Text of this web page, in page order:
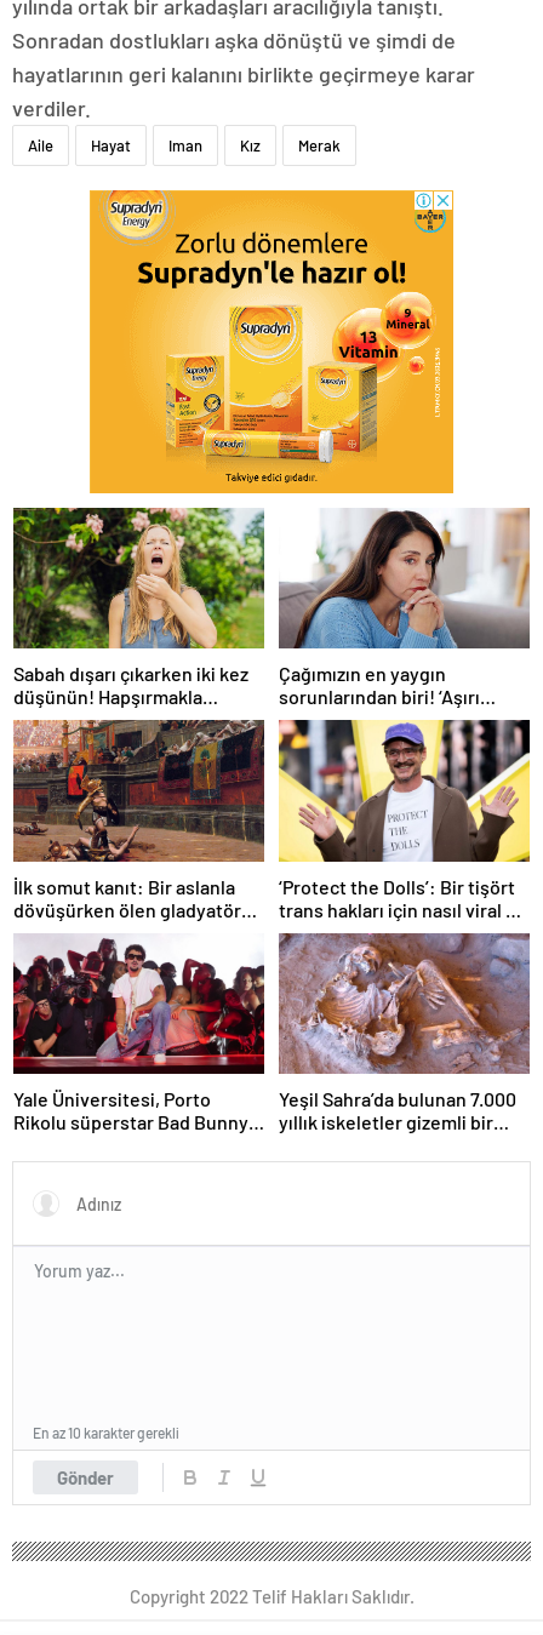
yılında ortak bir arkadaşları aracılığıyla tanıştı.
Sonradan dostlukları aşka dönüştü ve şimdi de
hayatlarının geri kalanını birlikte geçirmeye karar
verdiler.
Aile Hayat Iman Kız Merak
Sabah dışarı çıkarken iki kez
düşünün! Hapşırmakla
başlayıp astıma
dönüşebiliyor
Çağımızın en yaygın
sorunlarından biri! ‘Aşırı
düşünmeyle başa çıkmak
mümkün’
İlk somut kanıt: Bir aslanla
dövüşürken ölen gladyatörün
iskeleti bulundu
‘Protect the Dolls’: Bir tişört
trans hakları için nasıl viral bir
sembol haline geldi?
Yale Üniversitesi, Porto
Rikolu süperstar Bad Bunny
Yeşil Sahra’da bulunan 7.000
yıllık iskeletler gizemli bir
Gönder
En az 10 karakter gerekli
Copyright 2022 Telif Hakları Saklıdır.